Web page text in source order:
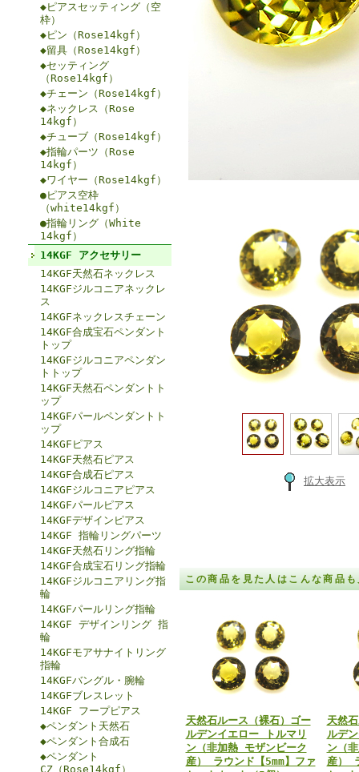
◆ピアスセッティング（空
枠）
◆ピン（Rose14kgf）
◆留具（Rose14kgf）
◆セッティング
（Rose14kgf）
◆チェーン（Rose14kgf）
◆ネックレス（Rose
14kgf）
◆チューブ（Rose14kgf）
◆指輪パーツ（Rose
14kgf）
◆ワイヤー（Rose14kgf）
●ピアス空枠
（white14kgf）
●指輪リング（White
14kgf）
14KGF アクセサリー
14KGF天然石ネックレス
14KGFジルコニアネックレ
ス
14KGFネックレスチェーン
14KGF合成宝石ペンダント
トップ
14KGFジルコニアペンダン
トトップ
14KGF天然石ペンダントト
ップ
14KGFパールペンダントト
ップ
14KGFピアス
14KGF天然石ピアス
14KGF合成石ピアス
14KGFジルコニアピアス
14KGFパールピアス
14KGFデザインピアス
14KGF 指輪リングパーツ
14KGF天然石リング指輪
14KGF合成宝石リング指輪
14KGFジルコニアリング指
輪
14KGFパールリング指輪
14KGF デザインリング 指
輪
14KGFモアサナイトリング
指輪
14KGFバングル・腕輪
14KGFブレスレット
14KGF フープピアス
◆ペンダント天然石
◆ペンダント合成石
◆ペンダント
CZ（Rose14kgf）
拡大表示
この商品を見た人はこんな商品
天然石ルース（裸石）ゴー
ルデンイエロー トルマリ
ン（非加熱 モザンビーク
産） ラウンド【5mm】ファ
天然
ルデ
ン（
産）